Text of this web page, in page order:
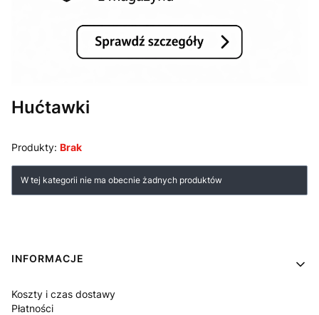
Hućtawki
Produkty: Brak
Lista produktów
W tej kategorii nie ma obecnie żadnych produktów
Linki w stopce
INFORMACJE
Koszty i czas dostawy
Płatności